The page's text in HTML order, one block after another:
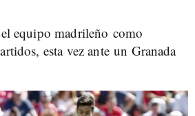
equipo madrileño como
esta vez ante un Granada